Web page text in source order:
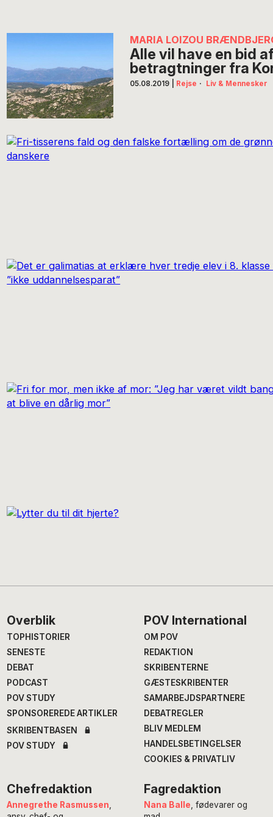
MARIA LOIZOU
Alle vil have en bid af
betragtninger fra
05.08.2019 Rejse · Liv & Mennesker
Footer
Overblik
TOPHISTORIER
SENESTE
DEBAT
PODCAST
POV STUDY
SPONSOREREDE ARTIKLER
SKRIBENTBASEN
POV STUDY
POV International
OM POV
REDAKTION
SKRIBENTERNE
GÆSTESKRIBENTER
SAMARBEJDSPARTNERE
DEBATREGLER
BLIV MEDLEM
HANDELSBETINGELSER
COOKIES & PRIVATLIV
Chefredaktion
Annegrethe Rasmussen,
Fagredaktion
Nana Balle, fødevarer og